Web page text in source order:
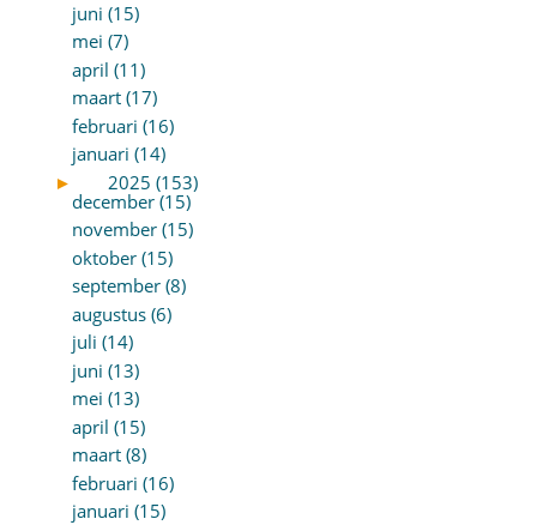
juni (15)
mei (7)
april (11)
maart (17)
februari (16)
januari (14)
►
2025 (153)
december (15)
november (15)
oktober (15)
september (8)
augustus (6)
juli (14)
juni (13)
mei (13)
april (15)
maart (8)
februari (16)
januari (15)